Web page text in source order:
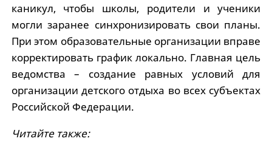
каникул, чтобы школы, родители и ученики
могли заранее синхронизировать свои планы.
При этом образовательные организации вправе
корректировать график локально. Главная цель
ведомства – создание равных условий для
организации детского отдыха во всех субъектах
Российской Федерации.
Читайте также: